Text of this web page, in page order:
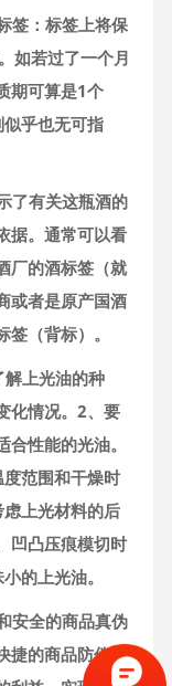
签：标签上将保
如若过了一个月
期可算是1个
乎也无可指
了有关这瓶酒的
据。通常可以看
厂的酒标签（就
或者是原产国酒
（背标）。
上光油的种
化情况。2、要
性能的光油。
范围和干燥时
上光材料的后
凹凸压痕模切时
的上光油。
安全的商品真伪
捷的商品防伪查